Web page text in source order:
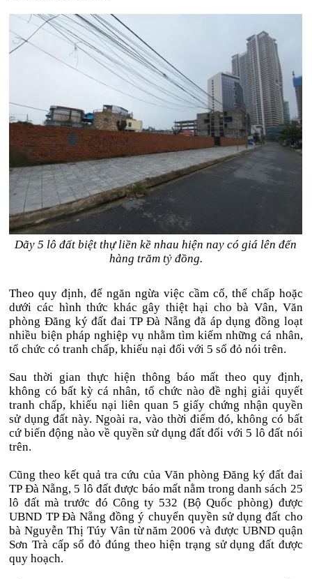
Dãy 5 lô đất biệt thự liền kề nhau hiện nay có giá lên đến
hàng trăm tỷ đồng.
Theo quy định, để ngăn ngừa việc cầm cố, thế chấp hoặc
dưới các hình thức khác gây thiệt hại cho bà Vân, Văn
phòng Đăng ký đất đai TP Đà Nẵng đã áp dụng đồng loạt
nhiều biện pháp nghiệp vụ nhằm tìm kiếm những cá nhân,
tổ chức có tranh chấp, khiếu nại đối với 5 sổ đỏ nói trên.
Sau thời gian thực hiện thông báo mất theo quy định,
không có bất kỳ cá nhân, tổ chức nào đề nghị giải quyết
tranh chấp, khiếu nại liên quan 5 giấy chứng nhận quyền
sử dụng đất này. Ngoài ra, vào thời điểm đó, không có bất
cứ biến động nào về quyền sử dụng đất đối với 5 lô đất nói
trên.
Cũng theo kết quả tra cứu của Văn phòng Đăng ký đất đai
TP Đà Nẵng, 5 lô đất được báo mất nằm trong danh sách 25
lô đất mà trước đó Công ty 532 (Bộ Quốc phòng) được
UBND TP Đà Nẵng đồng ý chuyển quyền sử dụng đất cho
bà Nguyễn Thị Túy Vân từ năm 2006 và được UBND quận
Sơn Trà cấp sổ đỏ đúng theo hiện trạng sử dụng đất được
quy hoạch.